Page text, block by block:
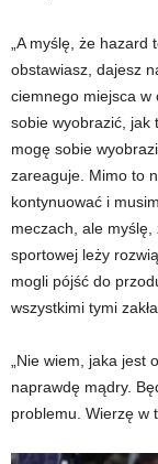
„A myślę, że
obstawiasz, dajesz
ciemnego miejsca w
sobie wyobrazić, jak
mogę sobie
zareaguje. Mimo to
kontynuować i
meczach, ale myślę,
sportowej leży
mogli pójść do
wszystkimi tymi
„Nie wiem, jaka
naprawdę mądry.
problemu. Wierzę w